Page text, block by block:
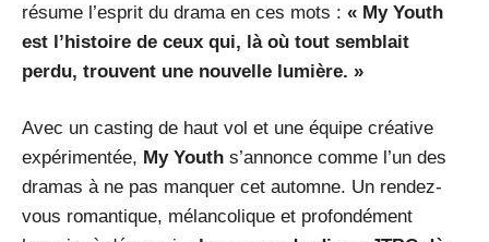
résume l’esprit du drama en ces mots : « My Youth
est l’histoire de ceux qui, là où tout semblait
perdu, trouvent une nouvelle lumière. »
Avec un casting de haut vol et une équipe créative
expérimentée, My Youth s’annonce comme l’un des
dramas à ne pas manquer cet automne. Un rendez-
vous romantique, mélancolique et profondément